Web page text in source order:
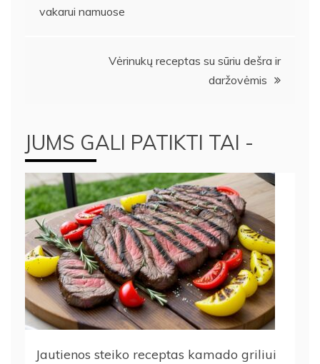
tarp
vakarui namuose
Vėrinukų receptas su sūriu dešra ir
daržovėmis
JUMS GALI PATIKTI TAI -
Jautienos steiko receptas kamado griliui